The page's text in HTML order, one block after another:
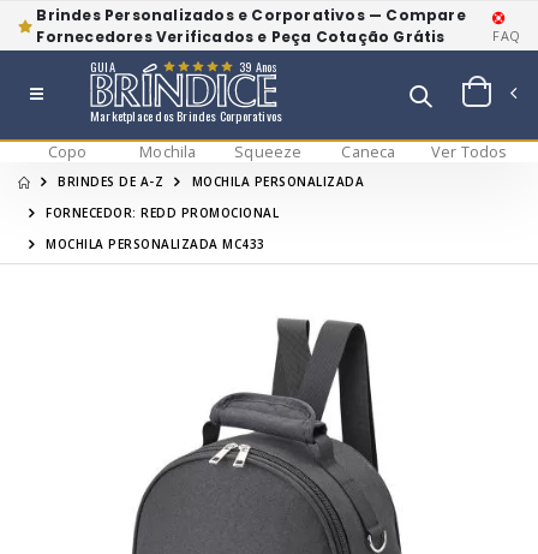
Brindes Personalizados e Corporativos — Compare
Fornecedores Verificados e Peça Cotação Grátis
FAQ
Marketplace dos Brindes Corporativos
GUIA 39 Anos
Copo Mochila Squeeze Caneca Ver Todos
BRINDES DE A-Z
MOCHILA PERSONALIZADA
FORNECEDOR: REDD PROMOCIONAL
MOCHILA PERSONALIZADA MC433